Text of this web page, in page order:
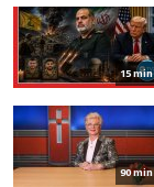
15 min
90 min